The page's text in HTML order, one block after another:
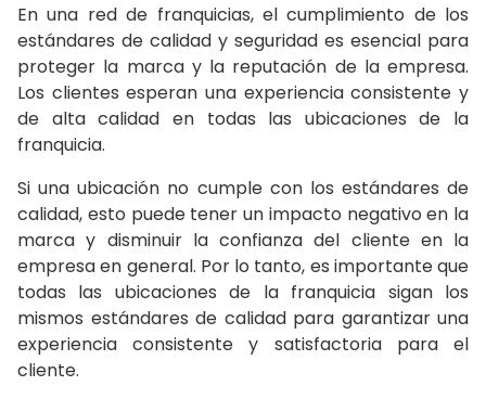
En una red de franquicias, el cumplimiento de los
estándares de calidad y seguridad es esencial para
proteger la marca y la reputación de la empresa.
Los clientes esperan una experiencia consistente y
de alta calidad en todas las ubicaciones de la
franquicia.
Si una ubicación no cumple con los estándares de
calidad, esto puede tener un impacto negativo en la
marca y disminuir la confianza del cliente en la
empresa en general. Por lo tanto, es importante que
todas las ubicaciones de la franquicia sigan los
mismos estándares de calidad para garantizar una
experiencia consistente y satisfactoria para el
cliente.